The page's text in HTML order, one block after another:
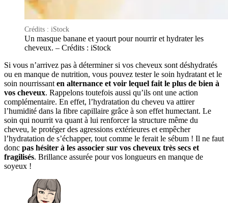
Crédits : iStock
Un masque banane et yaourt pour nourrir et hydrater les
cheveux. – Crédits : iStock
Si vous n’arrivez pas à déterminer si vos cheveux sont déshydratés
ou en manque de nutrition, vous pouvez tester le soin hydratant et le
soin nourrissant en alternance et voir lequel fait le plus de bien à
vos cheveux. Rappelons toutefois aussi qu’ils ont une action
complémentaire. En effet, l’hydratation du cheveu va attirer
l’humidité dans la fibre capillaire grâce à son effet humectant. Le
soin qui nourrit va quant à lui renforcer la structure même du
cheveu, le protéger des agressions extérieures et empêcher
l’hydratation de s’échapper, tout comme le ferait le sébum ! Il ne faut
donc pas hésiter à les associer sur vos cheveux très secs et
fragilisés. Brillance assurée pour vos longueurs en manque de
soyeux !